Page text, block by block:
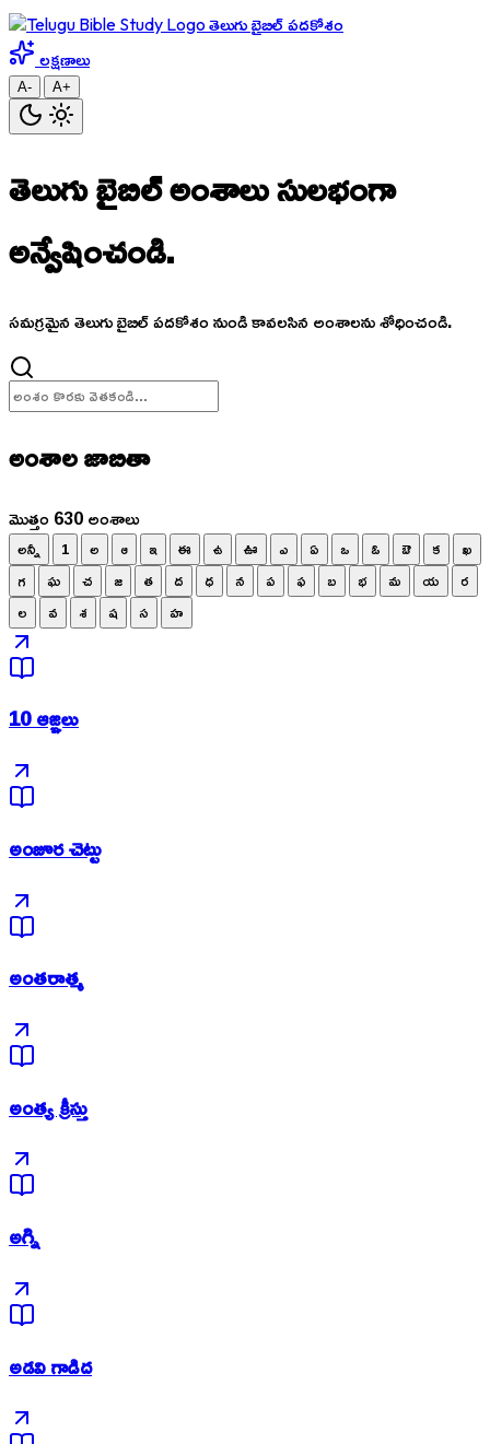
తెలుగు బైబిల్ పదకోశం
లక్షణాలు
A- A+
తెలుగు బైబిల్ అంశాలుసులభంగా
అన్వేషించండి.
సమగ్రమైన తెలుగు బైబిల్ పదకోశం నుండి కావలసిన అంశాలను శోధించండి.
అంశాల జాబితా
మొత్తం 630 అంశాలు
అన్నీ 1 అ ఆ ఇ ఈ ఉ ఊ ఎ ఏ ఒ ఓ ఔ క
ఖ
గ
ఘ చ జ త ద ధ న ప ఫ బ భ మ య
ర
ల
వ శ ష స హ
10 ఆజ్ఞలు
అంజూర చెట్టు
అంతరాత్మ
అంత్య క్రీస్తు
అగ్ని
అడవి గాడిద